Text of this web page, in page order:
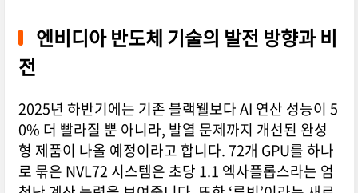
엔비디아 반도체 기술의 발전 방향과 비
전
2025년 하반기에는 기존 블랙웰보다 AI 연산 성능이 5
0% 더 빨라질 뿐 아니라, 발열 문제까지 개선된 완성
형 제품이 나올 예정이라고 합니다. 72개 GPU를 하나
로 묶은 NVL72 시스템은 초당 1.1 엑사플롭스라는 엄